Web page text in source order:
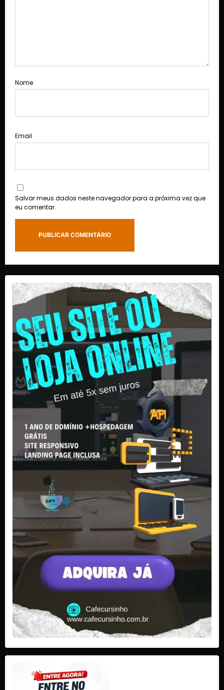
Nome
Email
Salvar meus dados neste navegador para a próxima vez que
eu comentar.